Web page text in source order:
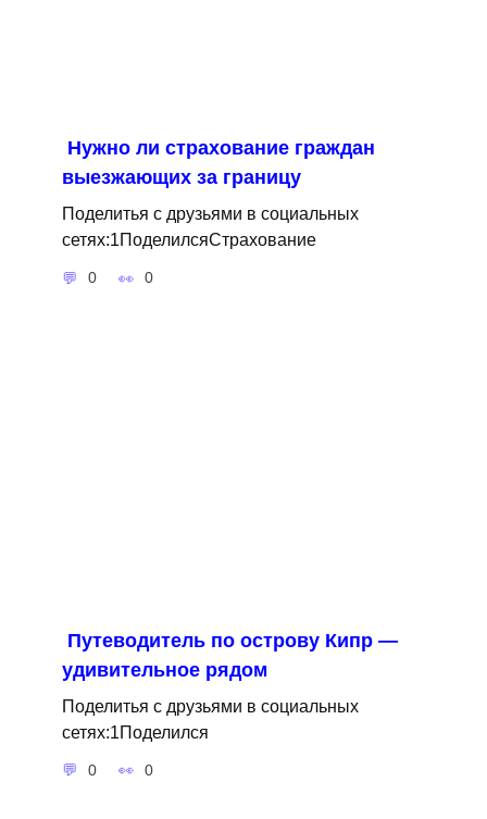
Нужно ли страхование граждан
выезжающих за границу
Поделитья с друзьями в социальных
сетях:1ПоделилсяСтрахование
0 0
Путеводитель по острову Кипр —
удивительное рядом
Поделитья с друзьями в социальных
сетях:1Поделился
0 0